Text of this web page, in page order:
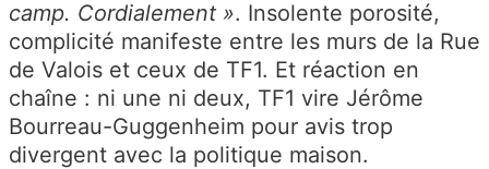
camp. Cordialement ». Insolente porosité,
complicité manifeste entre les murs de la Rue
de Valois et ceux de TF1. Et réaction en
chaîne : ni une ni deux, TF1 vire Jérôme
Bourreau-Guggenheim pour avis trop
divergent avec la politique maison.